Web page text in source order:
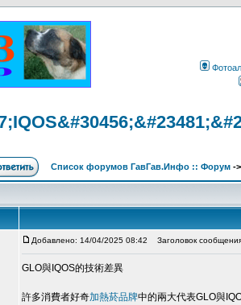
Список форумов ГавГав.Инфо :: Форум -
Добавлено: 14/04/2025 08:42 Заголовок
GLO與IQOS的技術差異
許多消費者好奇加熱菸品牌中的兩大代表GLO與